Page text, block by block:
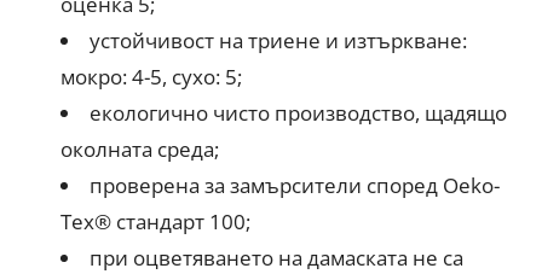
устойчивост на триене и изтъркване:
мокро: 4-5, сухо: 5;
екологично чисто производство, щадящо
околната среда;
проверена за замърсители според Oeko-
Tex® стандарт 100;
при оцветяването на дамаската не са